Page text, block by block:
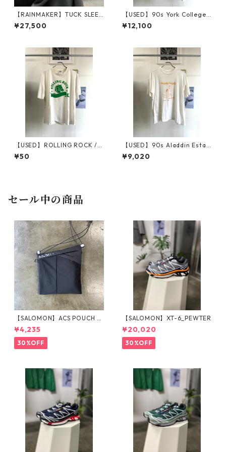
【RAINMAKER】TUCK SLEEV
E LONG TEE_GRAY
¥27,500
【USED】90s York College
"Greek Week 1992" / Printe
d Tee
¥12,100
【USED】ROLLING ROCK / P
rinted Tee
¥50
【USED】90s Aladdin Estat
e '98 / Printed Tee
¥9,020
セール中の商品
【SALOMON】ACS POUCH 2
_BLACK
¥4,235
30%OFF
【SALOMON】XT-6_PEWTER
¥20,020
30%OFF